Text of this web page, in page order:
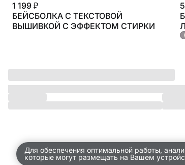
магазины
доставка
1 199 ₽
БЕЙСБОЛКА С ТЕКСТОВОЙ
ВЫШИВКОЙ С ЭФФЕКТОМ СТИРКИ
Для обеспечения оптимальной работы,
которые могут размещать на Вашем